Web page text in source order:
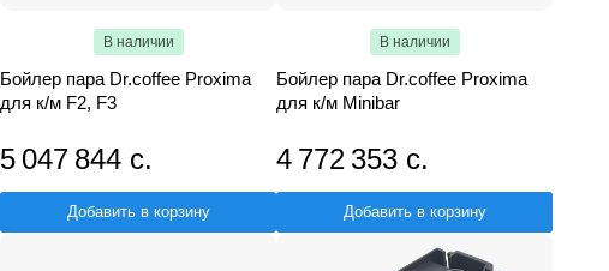
В наличии
Бойлер пара Dr.coffee Proxima
для к/м F2, F3
5 047 844 с.
Добавить в корзину
В наличии
Бойлер пара Dr.coffee Proxima
для к/м Minibar
4 772 353 с.
Добавить в корзину